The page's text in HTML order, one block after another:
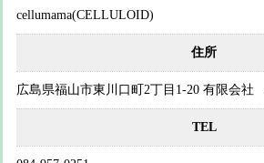
cellumama(CELLULOID)
住所
広島県福山市東川口町2丁目1-20 有限会
TEL